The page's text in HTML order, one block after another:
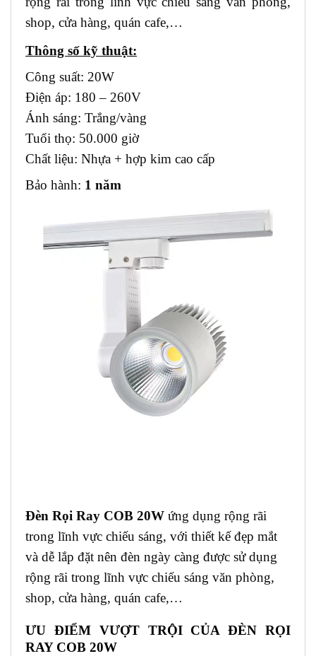
shop, cửa hàng, quán cafe,…
Thông số kỹ thuật:
Công suất: 20W
Điện áp: 180 – 260V
Ánh sáng: Trắng/vàng
Tuổi thọ: 50.000 giờ
Chất liệu: Nhựa + hợp kim cao cấp
Bảo hành: 1 năm
Đèn Rọi Ray COB 20W ứng dụng rộng rãi
trong lĩnh vực chiếu sáng, với thiết kế đẹp mắt
và dễ lắp đặt nên đèn ngày càng được sử dụng
rộng rãi trong lĩnh vực chiếu sáng văn phòng,
shop, cửa hàng, quán cafe,…
ƯU ĐIỂM VƯỢT TRỘICỦA ĐÈN RỌI
RAY COB 20W